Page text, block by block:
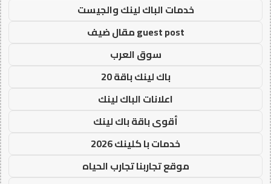
خدمات الباك لينك والجيست
guest post مقال ضيف
سوق العرب
باك لينك باقة 20
اعلانات الباك لينك
أقوى باقة باك لينك
خدمات با كلينك 2026
موقع تجاربنا تجارب الحياه